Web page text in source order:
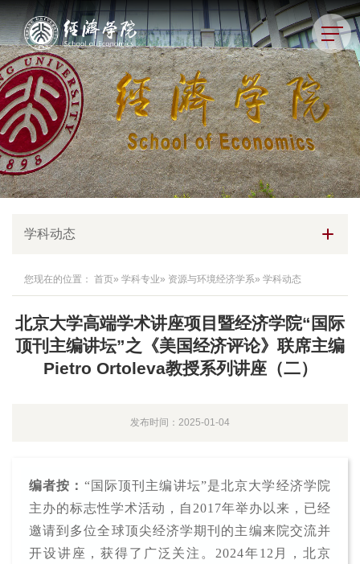
学科动态
您现在的位置： 首页» 学科专业» 资源与环境经济学系» 学科动态
北京大学高端学术讲座项目暨经济学院“国际
顶刊主编讲坛”之《美国经济评论》联席主编
Pietro Ortoleva教授系列讲座（二）
发布时间：2025-01-04
编者按： “国际顶刊主编讲坛”是北京大学经济学院
主办的标志性学术活动，自2017年举办以来，已经
邀请到多位全球顶尖经济学期刊的主编来院交流并
开设讲座，获得了广泛关注。2024年12月，北京